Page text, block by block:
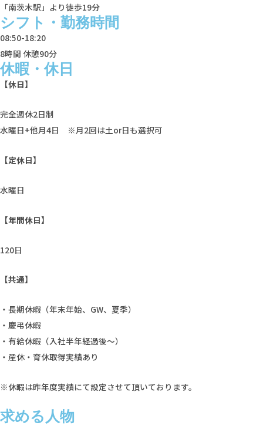
「南茨木駅」より徒歩19分
シフト・勤務時間
08:50-18:20
8時間 休憩90分
休暇・休日
【休日】
完全週休2日制
水曜日+他月4日 ※月2回は土or日も選択可
【定休日】
水曜日
【年間休日】
120日
【共通】
・長期休暇（年末年始、GW、夏季）
・慶弔休暇
・有給休暇（入社半年経過後～）
・産休・育休取得実績あり
※休暇は昨年度実績にて設定させて頂いております。
求める人物